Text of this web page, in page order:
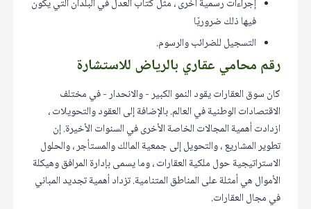
إجراءات رسمية أخرى ، مثل كتاب العدل في البلدان التي يكون
فيها ذلك ضروريًا
التسجيل للضرائب والرسوم.
رقم محامي عقاري بالرياض للاستشارة
كان سوق العقارات يقود النمو الكبير - والانحدار - في مختلف
الاقتصادات الوطنية في العالم. بالإضافة إلى العقود والتحويلات ،
ازدادت أهمية المجالات الخاصة الأخرى في السنوات الأخيرة. إن
تطوير المشاريع ، والتحويل إلى جمعية المالك والمستأجر ، والحلول
الاستراتيجية حول ملكية العقارات ، وما يسمى بإدارة المرافق وهيكلة
الأموال هي أمثلة على المناطق المتنامية. تزداد أهمية تجديد المباني
في مجال العقارات.